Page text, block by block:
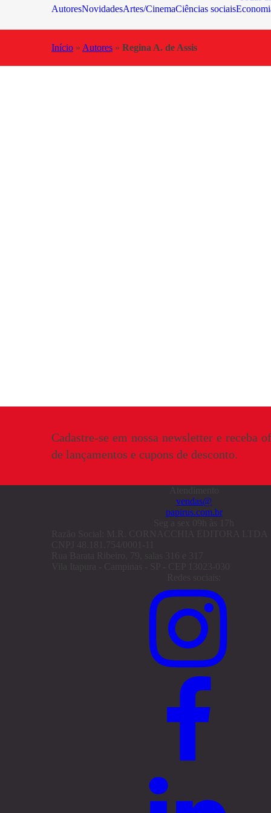
AutoresNovidadesArtes/CinemaCiências sociais
Início » Autores » Regina A. de Assis
Cadastre-se em nossa newsletter e receba
de lançamentos e cupons de desconto.
vendas@
papirus.com.br